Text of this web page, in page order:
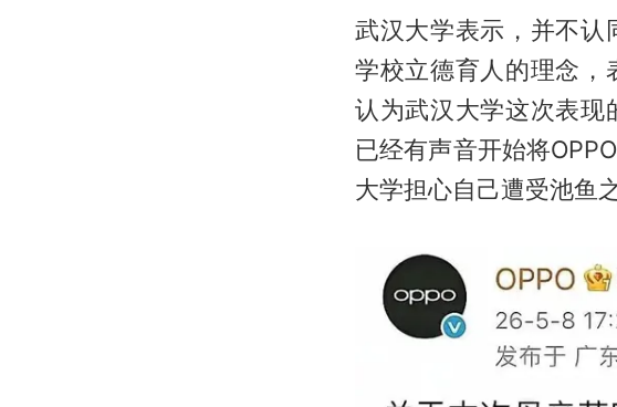
武汉大学表示，并不认
学校立德育人的理念，
认为武汉大学这次表现
已经有声音开始将
大学担心自己遭受池鱼